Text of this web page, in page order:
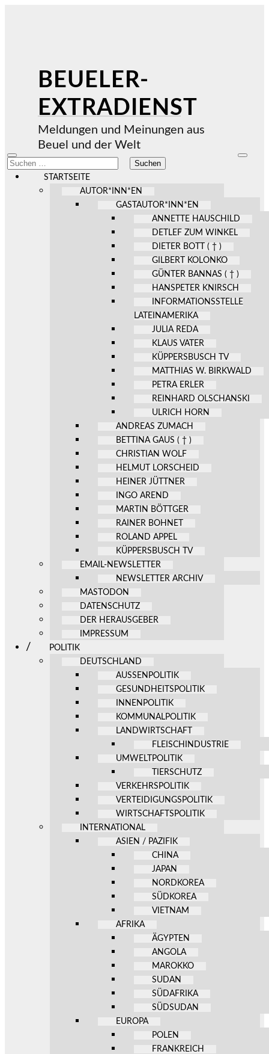
BEUELER-
EXTRADIENST
Meldungen und Meinungen aus
Beuel und der Welt
Mobile-
Menü
ein-/ausblenden
Suchen
nach:
STARTSEITE
AUTOR*INN*EN
GASTAUTOR*INN*EN
ANNETTE HAUSCHILD
DETLEF ZUM WINKEL
DIETER BOTT ( † )
GILBERT KOLONKO
GÜNTER BANNAS ( † )
HANSPETER KNIRSCH
INFORMATIONSSTELLE
LATEINAMERIKA
JULIA REDA
KLAUS VATER
KÜPPERSBUSCH TV
MATTHIAS W. BIRKWALD
PETRA ERLER
REINHARD OLSCHANSKI
ULRICH HORN
ANDREAS ZUMACH
BETTINA GAUS ( † )
CHRISTIAN WOLF
HELMUT LORSCHEID
HEINER JÜTTNER
INGO AREND
MARTIN BÖTTGER
RAINER BOHNET
ROLAND APPEL
KÜPPERSBUSCH TV
EMAIL-NEWSLETTER
NEWSLETTER ARCHIV
MASTODON
DATENSCHUTZ
DER HERAUSGEBER
IMPRESSUM
POLITIK
DEUTSCHLAND
AUSSENPOLITIK
GESUNDHEITSPOLITIK
INNENPOLITIK
KOMMUNALPOLITIK
LANDWIRTSCHAFT
FLEISCHINDUSTRIE
UMWELTPOLITIK
TIERSCHUTZ
VERKEHRSPOLITIK
VERTEIDIGUNGSPOLITIK
WIRTSCHAFTSPOLITIK
INTERNATIONAL
ASIEN / PAZIFIK
CHINA
JAPAN
NORDKOREA
SÜDKOREA
VIETNAM
AFRIKA
ÄGYPTEN
ANGOLA
MAROKKO
SUDAN
SÜDAFRIKA
SÜDSUDAN
EUROPA
POLEN
FRANKREICH